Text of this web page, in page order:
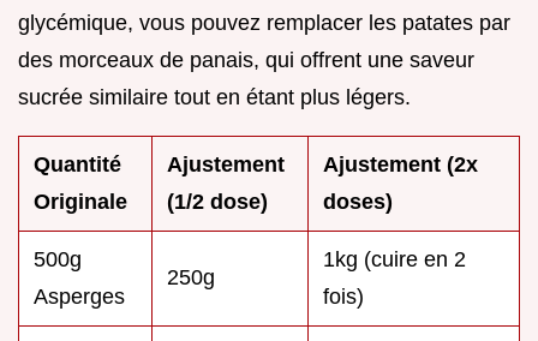
glycémique, vous pouvez remplacer les patates par
des morceaux de panais, qui offrent une saveur
sucrée similaire tout en étant plus légers.
Quantité
Originale
Ajustement
(1/2 dose)
Ajustement (2x
doses)
500g
Asperges
250g
1kg (cuire en 2
fois)